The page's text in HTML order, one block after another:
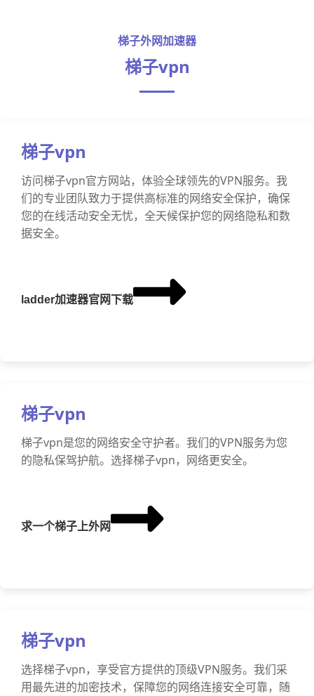
梯子外网加速器
梯子vpn
梯子vpn
访问梯子vpn官方网站，体验全球领先的VPN服务。我
们的专业团队致力于提供高标准的网络安全保护，确保
您的在线活动安全无忧，全天候保护您的网络隐私和数
据安全。
ladder加速器官网下载
梯子vpn
梯子vpn是您的网络安全守护者。我们的VPN服务为您
的隐私保驾护航。选择梯子vpn，网络更安全。
求一个梯子上外网
梯子vpn
选择梯子vpn，享受官方提供的顶级VPN服务。我们采
用最先进的加密技术，保障您的网络连接安全可靠，随